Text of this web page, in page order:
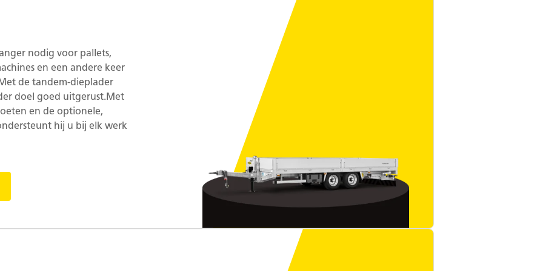
nodig voor pallets,
en een andere keer
de tandem-dieplader
doel goed uitgerust.Met
en de optionele,
hij u bij elk werk